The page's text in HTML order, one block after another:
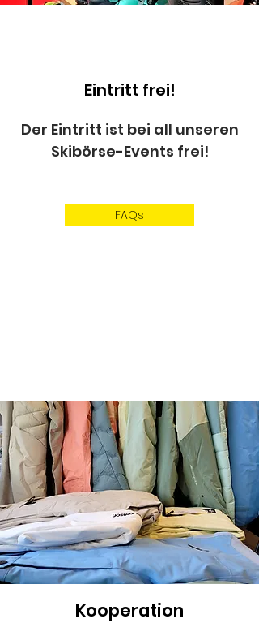
Eintritt frei!
Der Eintritt ist bei all unseren
Skibörse-Events frei!
FAQs
Kooperation